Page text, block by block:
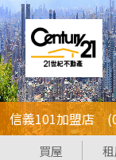
信義101加盟店
買屋